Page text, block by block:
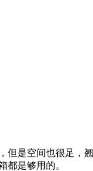
是空间也很足，
都是够用的。